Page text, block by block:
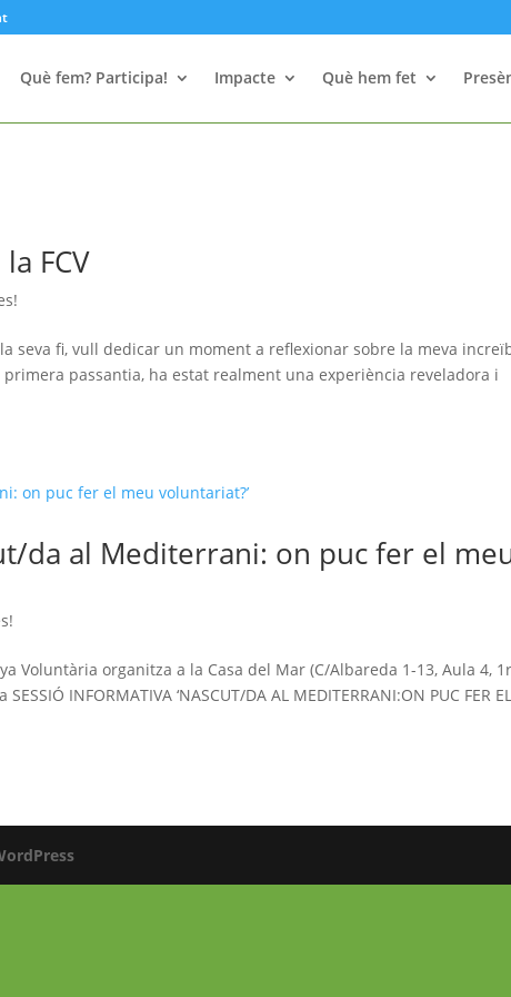
Què fem? Participa! Impacte Què hem fet
FCV
seva fi, vull dedicar un moment a reflexionar sobre la meva
primera passantia, ha estat realment una experiència reveladora i
da al Mediterrani: on puc fer el
Voluntària organitza a la Casa del Mar (C/Albareda 1-13, Aula 4,
INFORMATIVA ‘NASCUT/DA AL MEDITERRANI:ON PUC FER EL